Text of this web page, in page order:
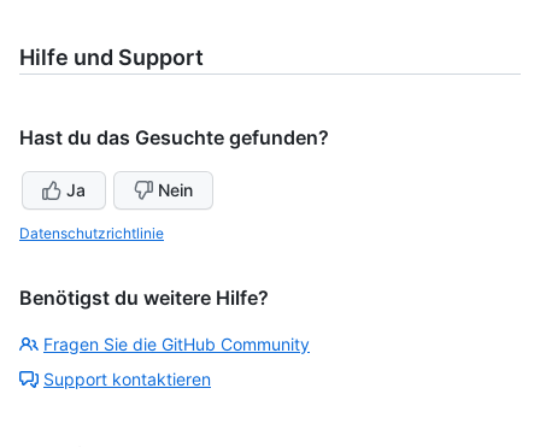
Hilfe und Support
Hast du das Gesuchte gefunden?
Ja Nein
Datenschutzrichtlinie
Benötigst du weitere Hilfe?
Fragen Sie die GitHub Community
Support kontaktieren